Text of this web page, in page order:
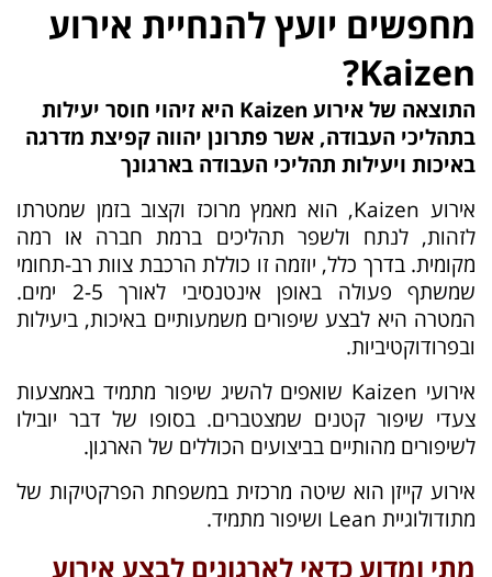
מחפשים יועץ להנחיית אירוע
Kaizen?
התוצאה של אירוע Kaizen היא זיהוי חוסר יעילות
בתהליכי העבודה, אשר פתרונן יהווה קפיצת מדרגה
באיכות ויעילות תהליכי העבודה בארגונך
אירוע Kaizen, הוא מאמץ מרוכז וקצוב בזמן שמטרתו
לזהות, לנתח ולשפר תהליכים ברמת חברה או רמה
מקומית. בדרך כלל, יוזמה זו כוללת הרכבת צוות רב-תחומי
שמשתף פעולה באופן אינטנסיבי לאורך 2-5 ימים.
המטרה היא לבצע שיפורים משמעותיים באיכות, ביעילות
ובפרודוקטיביות.
אירועי Kaizen שואפים להשיג שיפור מתמיד באמצעות
צעדי שיפור קטנים שמצטברים. בסופו של דבר יובילו
לשיפורים מהותיים בביצועים הכוללים של הארגון.
אירוע קייזן הוא שיטה מרכזית במשפחת הפרקטיקות של
מתודולוגיית Lean ושיפור מתמיד.
מתי ומדוע כדאי לארגונים לבצע אירוע